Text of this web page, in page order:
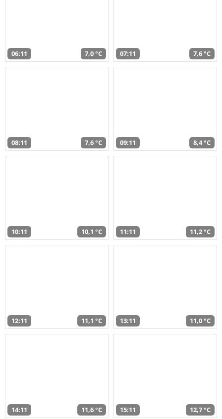
06:11 7,0 °C 07:11 7,6 °C
08:11 7,6 °C 09:11 8,4 °C
10:11 10,1 °C 11:11 11,2 °C
12:11 11,1 °C 13:11 11,0 °C
14:11 11,6 °C 15:11 12,7 °C